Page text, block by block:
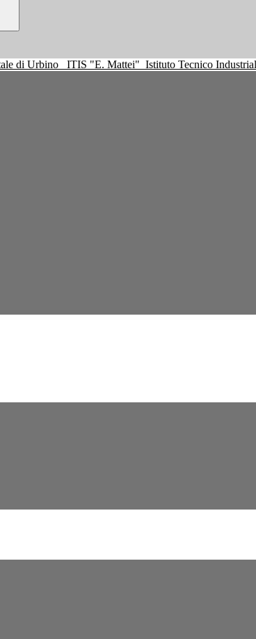
ITIS "E. Mattei" Istituto Tecnico